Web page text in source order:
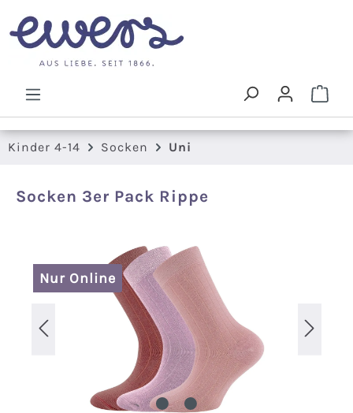
Zum Hauptinhalt springen
Kinder 4-14 Socken Uni
Socken 3er Pack Rippe
Bildergalerie überspringen
Nur Online